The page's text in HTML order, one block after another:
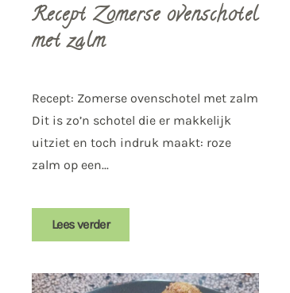
Recept Zomerse ovenschotel
met zalm
Recept: Zomerse ovenschotel met zalm
Dit is zo’n schotel die er makkelijk
uitziet en toch indruk maakt: roze
zalm op een...
Lees verder